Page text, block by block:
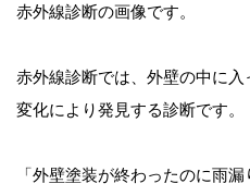
赤外線診断の画像です。
赤外線診断では、外壁の中に
変化により発見する診断です。
「外壁塗装が終わったのに雨